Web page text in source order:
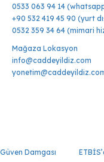
0533 063 94 14
+90 532 419 45 90 (yurt
0532 359 34 64 (mimari
Mağaza Lokasyon
info@caddeyildiz.com
Güven Damgası